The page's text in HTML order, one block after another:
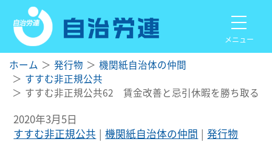
メニュー
ホーム 発行物
機関紙自治体の仲間
すすむ非正規公共
すすむ非正規公共62 賃金改善と忌引休暇を勝ち取る
2020年3月5日
すすむ非正規公共
機関紙自治体の仲間 発行物